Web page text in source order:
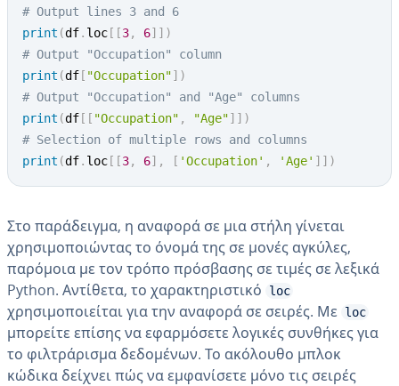
# Output lines 3 and 6
print (df. loc [ [3, 6] ] )
# Output "Occupation" column
print (df [ "Occupation"] )
# Output "Occupation" and "Age" columns
print (df [ [ "Occupation" , "Age"] ] )
# Selection of multiple rows and columns
print (df. loc [ [3, 6] , [ 'Occupation' , 'Age' ] ] )
Στο παράδειγμα, η αναφορά σε μια στήλη γίνεται
χρησιμοποιώντας το όνομά της σε μονές αγκύλες,
παρόμοια με τον τρόπο πρόσβασης σε τιμές σε λεξικά
Python. Αντίθετα, το χαρακτηριστικό
loc
χρησιμοποιείται για την αναφορά σε σειρές. Με loc
μπορείτε επίσης να εφαρμόσετε λογικές συνθήκες για
το φιλτράρισμα δεδομένων. Το ακόλουθο μπλοκ
κώδικα δείχνει πώς να εμφανίσετε μόνο τις σειρές